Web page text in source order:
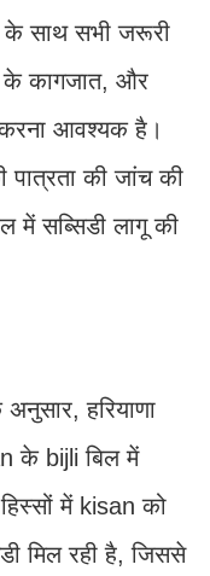
साथ सभी जरूरी
के कागजात, और
आवश्यक है।
पात्रता की जांच की
में सब्सिडी लागू की
हरियाणा
के bijli बिल में
में kisan को
मिल रही है, जिससे